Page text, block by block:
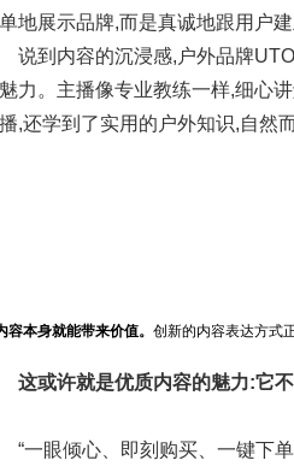
地展示品牌,而是真诚地跟用户建
说到内容的沉浸感,户外品牌
力。主播像专业教练一样,细心
,还学到了实用的户外知识,自然
容本身就能带来价值。 创新的内容表达方式
这或许就是优质内容的魅力:它
“一眼倾心、即刻购买、一键下